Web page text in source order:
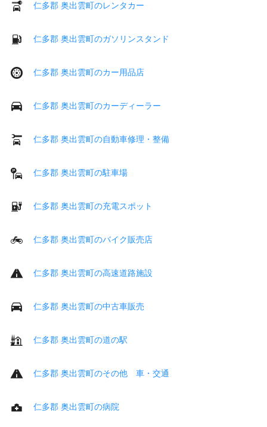
仁多郡 奥出雲町のレンタカー
仁多郡 奥出雲町のガソリンスタンド
仁多郡 奥出雲町のカー用品店
仁多郡 奥出雲町のカーディーラー
仁多郡 奥出雲町の自動車修理・整備
仁多郡 奥出雲町の駐車場
仁多郡 奥出雲町の充電スポット
仁多郡 奥出雲町のバイク販売店
仁多郡 奥出雲町の高速道路施設
仁多郡 奥出雲町の中古車販売
仁多郡 奥出雲町の道の駅
仁多郡 奥出雲町のその他 車・交通
仁多郡 奥出雲町の病院